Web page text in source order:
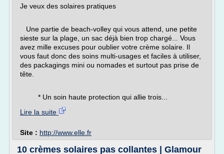
Je veux des solaires pratiques
Une partie de beach-volley qui vous attend, une petite
sieste sur la plage, un sac déjà bien trop chargé... Vous
avez mille excuses pour oublier votre crème solaire. Il
vous faut donc des soins multi-usages et faciles à utiliser,
des packagings mini ou nomades et surtout pas prise de
tête.
* Un soin haute protection qui allie trois...
Lire la suite
Site : http://www.elle.fr
10 crèmes solaires pas collantes | Glamour